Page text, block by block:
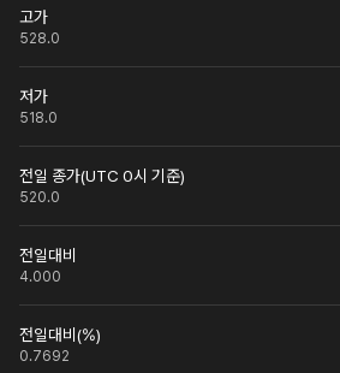
고가
528.0
저가
518.0
전일 종가(UTC 0시 기준)
520.0
전일대비
4.000
전일대비(%)
0.7692